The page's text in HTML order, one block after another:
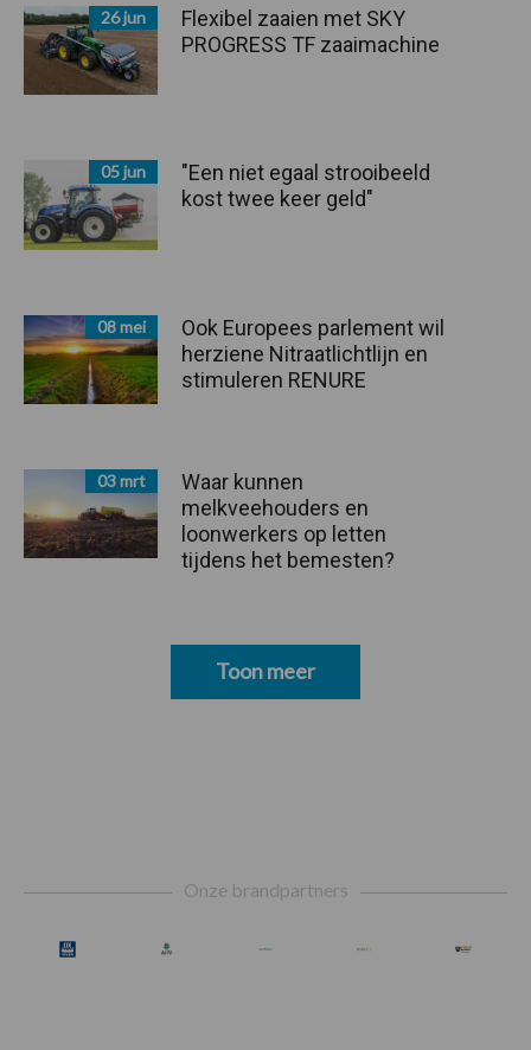
26 jun
Flexibel zaaien met SKY
PROGRESS TF zaaimachine
05 jun
"Een niet egaal strooibeeld
kost twee keer geld"
08 mei
Ook Europees parlement wil
herziene Nitraatlichtlijn en
stimuleren RENURE
03 mrt
Waar kunnen
melkveehouders en
loonwerkers op letten
tijdens het bemesten?
Toon meer
Onze brandpartners